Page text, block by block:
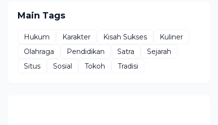
Main Tags
Hukum Karakter Kisah Sukses
Kuliner
Olahraga
Pendidikan Satra
Sejarah
Situs
Sosial Tokoh Tradisi